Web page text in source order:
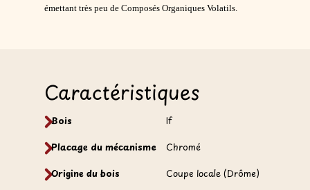
émettant très peu de Composés Organiques Volatils.
Caractéristiques
Bois
If
Placage du mécanisme
Chromé
Origine du bois
Coupe locale (Drôme)